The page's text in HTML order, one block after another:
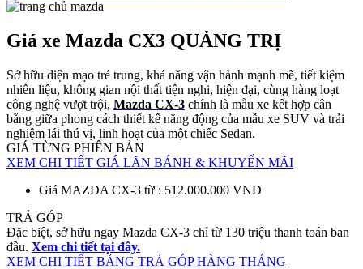
Giá xe Mazda CX3 QUẢNG TRỊ
Sở hữu diện mạo trẻ trung, khả năng vận hành mạnh mẽ, tiết kiệm
nhiên liệu, không gian nội thất tiện nghi, hiện đại, cùng hàng loạt
công nghệ vượt trội, Mazda CX-3 chính là mẫu xe kết hợp cân
bằng giữa phong cách thiết kế năng động của mẫu xe SUV và trải
nghiệm lái thú vị, linh hoạt của một chiếc Sedan.
GIÁ TỪNG PHIÊN BẢN
XEM CHI TIẾT GIÁ LĂN BÁNH & KHUYẾN MÃI
Giá MAZDA CX-3 từ : 512.000.000 VNĐ
TRẢ GÓP
Đặc biệt, sở hữu ngay Mazda CX-3 chỉ từ 130 triệu thanh toán ban
đầu. Xem chi tiết tại đây.
XEM CHI TIẾT BẢNG TRẢ GÓP HÀNG THÁNG